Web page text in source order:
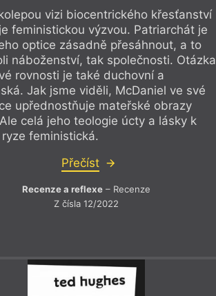
vizi biocentrického křesťanství
feministickou výzvou. Patriarchát je
optice zásadně přesáhnout, a to
náboženství, tak společnosti. Otázka
rovnosti je také duchovní a
Jak jsme viděli, McDaniel ve své
upřednostňuje mateřské obrazy
celá jeho teologie úcty a lásky k
feministická.
Přečíst
Recenze a reflexe– Recenze
Z čísla 12/2022